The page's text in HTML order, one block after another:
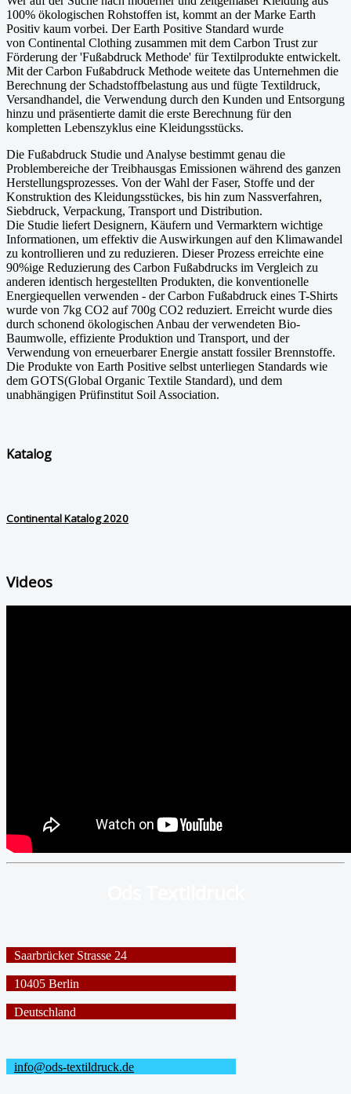
100% ökologischen Rohstoffen ist, kommt an der Marke Earth
Positiv kaum vorbei. Der Earth Positive Standard wurde
von Continental Clothing zusammen mit dem Carbon Trust zur
Förderung der 'Fußabdruck Methode' für Textilprodukte entwickelt.
Mit der Carbon Fußabdruck Methode weitete das Unternehmen die
Berechnung der Schadstoffbelastung aus und fügte Textildruck,
Versandhandel, die Verwendung durch den Kunden und Entsorgung
hinzu und präsentierte damit die erste Berechnung für den
kompletten Lebenszyklus eine Kleidungsstücks.
Die Fußabdruck Studie und Analyse bestimmt genau die
Problembereiche der Treibhausgas Emissionen während des ganzen
Herstellungsprozesses. Von der Wahl der Faser, Stoffe und der
Konstruktion des Kleidungsstückes, bis hin zum Nassverfahren,
Siebdruck, Verpackung, Transport und Distribution.
Die Studie liefert Designern, Käufern und Vermarktern wichtige
Informationen, um effektiv die Auswirkungen auf den Klimawandel
zu kontrollieren und zu reduzieren. Dieser Prozess erreichte eine
90%ige Reduzierung des Carbon Fußabdrucks im Vergleich zu
anderen identisch hergestellten Produkten, die konventionelle
Energiequellen verwenden - der Carbon Fußabdruck eines T-Shirts
wurde von 7kg CO2 auf 700g CO2 reduziert. Erreicht wurde dies
durch schonend ökologischen Anbau der verwendeten Bio-
Baumwolle, effiziente Produktion und Transport, und der
Verwendung von erneuerbarer Energie anstatt fossiler Brennstoffe.
Die Produkte von Earth Positive selbst unterliegen Standards wie
dem GOTS(Global Organic Textile Standard), und dem
unabhängigen Prüfinstitut Soil Association.
Katalog
Continental Katalog 2020
Videos
Saarbrücker Strasse 24
10405 Berlin
Deutschland
info@ods-textildruck.de